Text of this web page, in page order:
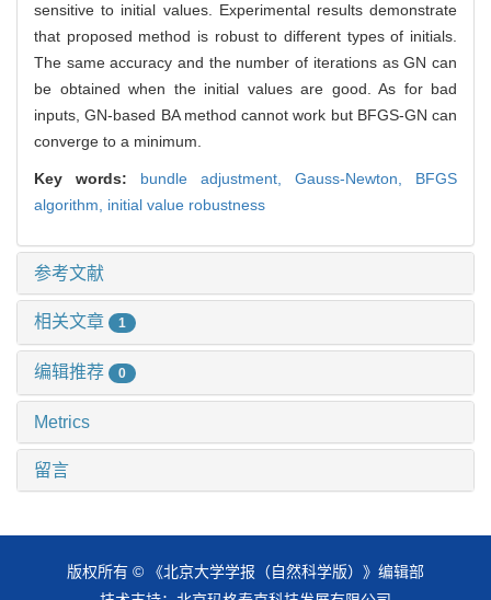
sensitive to initial values. Experimental results demonstrate
that proposed method is robust to different types of initials.
The same accuracy and the number of iterations as GN can
be obtained when the initial values are good. As for bad
inputs, GN-based BA method cannot work but BFGS-GN can
converge to a minimum.
Key words: bundle adjustment, Gauss-Newton, BFGS
algorithm, initial value robustness
参考文献
相关文章 1
编辑推荐 0
Metrics
留言
版权所有 © 《北京大学学报（自然科学版）》编辑部